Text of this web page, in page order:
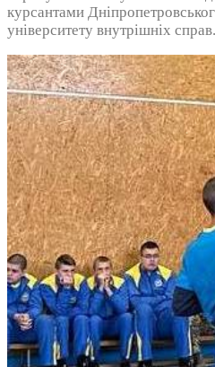
курсантами
університету внутрішніх справ.